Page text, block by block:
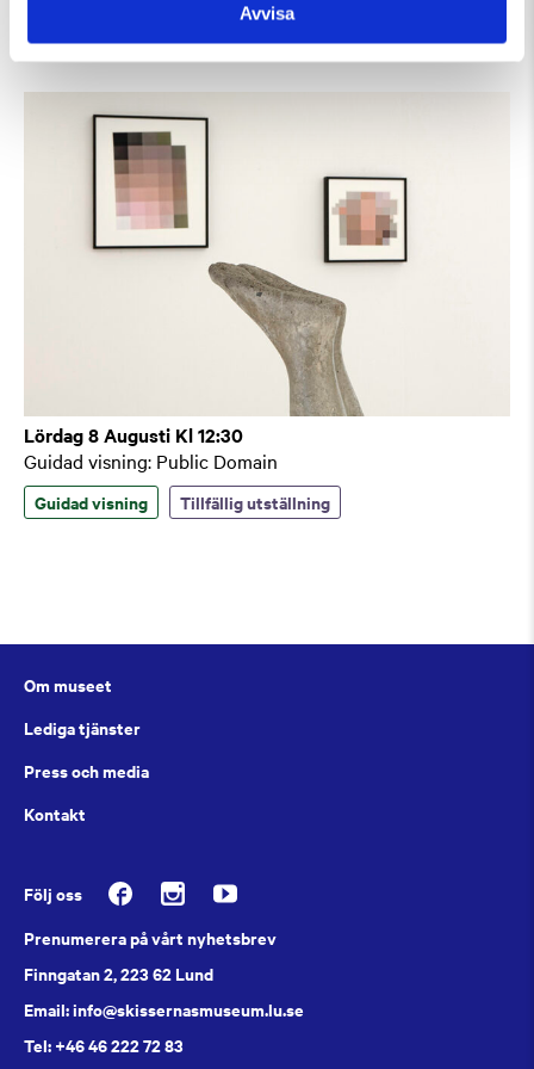
Avvisa
Lördag 8 Augusti Kl 12:30
Guidad visning: Public Domain
Guidad visning Tillfällig utställning
Om museet
Lediga tjänster
Press och media
Kontakt
Följ oss
Prenumerera på vårt nyhetsbrev
Finngatan 2, 223 62 Lund
Email: info@skissernasmuseum.lu.se
Tel: +46 46 222 72 83